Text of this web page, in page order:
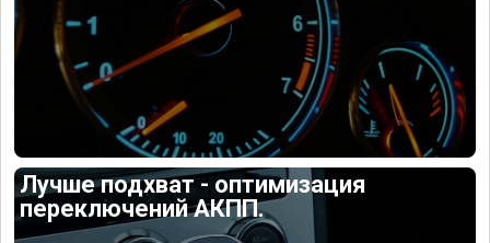
Лучше подхват - оптимизация
переключений АКПП.